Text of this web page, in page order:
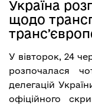
Україна
щодо
У вівторок, 24
розпочалася
делегацій
офіційного